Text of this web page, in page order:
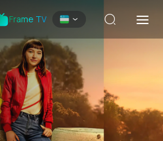
Frame TV